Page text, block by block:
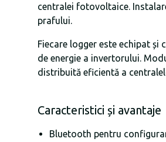
centralei fotovoltaice.
prafului.
Fiecare logger este echipat
de energie a invertorului.
distribuită eficientă a
Caracteristici și avantaje
Bluetooth pentru